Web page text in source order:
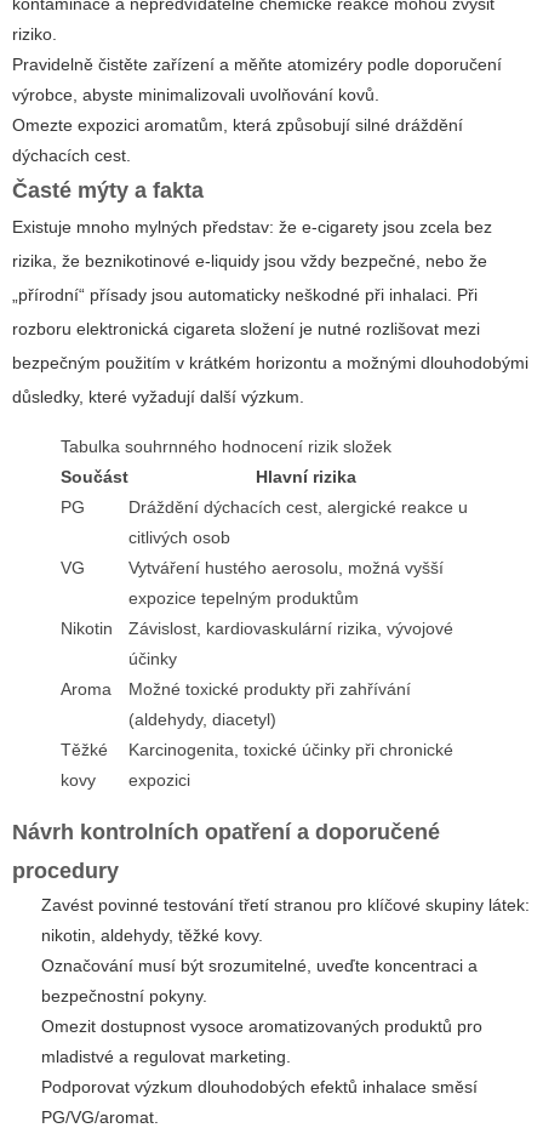
riziko.
Pravidelně čistěte zařízení a měňte atomizéry podle doporučení
výrobce, abyste minimalizovali uvolňování kovů.
Omezte expozici aromatům, která způsobují silné dráždění
dýchacích cest.
Časté mýty a fakta
Existuje mnoho mylných představ: že e‑cigarety jsou zcela bez
rizika, že beznikotinové e‑liquidy jsou vždy bezpečné, nebo že
„přírodní“ přísady jsou automaticky neškodné při inhalaci. Při
rozboru elektronická cigareta složení je nutné rozlišovat mezi
bezpečným použitím v krátkém horizontu a možnými dlouhodobými
důsledky, které vyžadují další výzkum.
Tabulka souhrnného hodnocení rizik složek
Součást
Hlavní rizika
PG
Dráždění dýchacích cest, alergické reakce u
citlivých osob
VG
Vytváření hustého aerosolu, možná vyšší
expozice tepelným produktům
Nikotin
Závislost, kardiovaskulární rizika, vývojové
účinky
Aroma
Možné toxické produkty při zahřívání
(aldehydy, diacetyl)
Těžké
kovy
Karcinogenita, toxické účinky při chronické
expozici
Návrh kontrolních opatření a doporučené
procedury
Zavést povinné testování třetí stranou pro klíčové skupiny látek:
nikotin, aldehydy, těžké kovy.
Označování musí být srozumitelné, uveďte koncentraci a
bezpečnostní pokyny.
Omezit dostupnost vysoce aromatizovaných produktů pro
mladistvé a regulovat marketing.
Podporovat výzkum dlouhodobých efektů inhalace směsí
PG/VG/aromat.